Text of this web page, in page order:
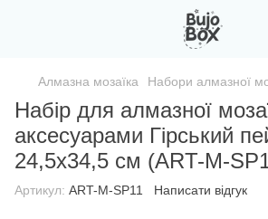
Алмазна мозаїка Набори алмазної
Набір для алмазної
аксесуарами Гірський
24,5х34,5 см (ART-M-
Артикул: ART-M-SP11 Написати відгук